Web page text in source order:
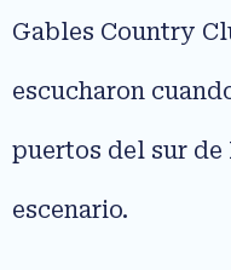
Gables Country
escucharon
puertos del sur
escenario.